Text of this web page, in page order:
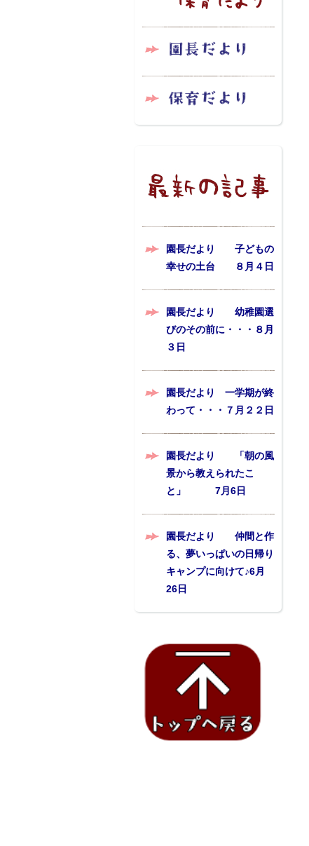
園長だより 子どもの
幸せの土台 ８月４日
園長だより 幼稚園選
びのその前に・・・８月
３日
園長だより 一学期が終
わって・・・７月２２日
園長だより 「朝の風
景から教えられたこ
と」 7月6日
園長だより 仲間と作
る、夢いっぱいの日帰り
キャンプに向けて♪6月
26日